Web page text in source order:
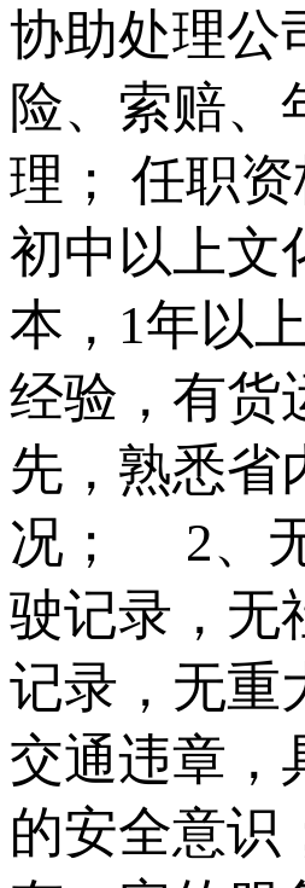
协助处理公
险、索赔、
理； 任职资
初中以上文
本，1年以
经验，有货
先，熟悉省
况； 2、
驶记录，无
记录，无重
交通违章，
的安全意识